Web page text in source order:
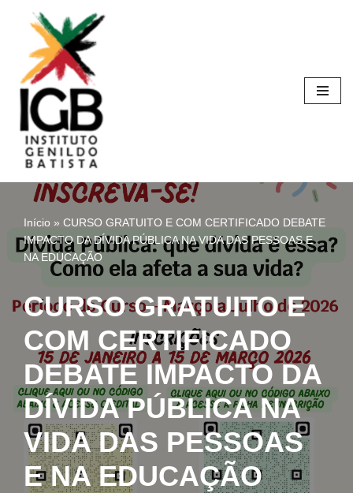
para
conteúdo
Início » CURSO GRATUITO E COM CERTIFICADO DEBATE
IMPACTO DA DÍVIDA PÚBLICA NA VIDA DAS PESSOAS E
NA EDUCAÇÃO
CURSO GRATUITO E
COM CERTIFICADO
DEBATE IMPACTO DA
DÍVIDA PÚBLICA NA
VIDA DAS PESSOAS
E NA EDUCAÇÃO